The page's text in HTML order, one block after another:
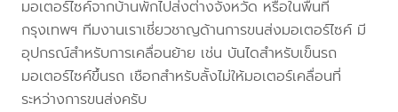
มอเตอร์ไซค์จากบ้านพักไปส่งต่างจังหวัด หรือในพื้นที่
กรุงเทพฯ ทีมงานเราเชี่ยวชาญด้านการขนส่งมอเตอร์ไซค์ มี
อุปกรณ์สำหรับการเคลื่อนย้าย เช่น บันไดสำหรับเข็นรถ
มอเตอร์ไซค์ขึ้นรถ เชือกสำหรับลั้งไม่ให้มอเตอร์เคลื่อนที่
ระหว่างการขนส่งครับ